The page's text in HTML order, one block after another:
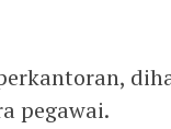
pegawai.